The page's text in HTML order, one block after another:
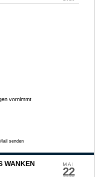
vornimmt.
senden
MAI
22
WANKEN